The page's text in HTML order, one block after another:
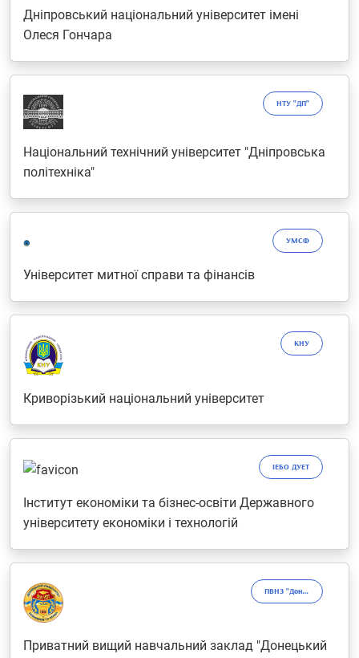
Дніпровський національний університет імені
Олеся Гончара
НТУ "ДП"
Національний технічний університет "Дніпровська
політехніка"
УМСФ
Університет митної справи та фінансів
КНУ
Криворізький національний університет
ІЕБО ДУЕТ
Інститут економіки та бізнес-освіти Державного
університету економіки і технологій
ПВНЗ "ДонУЕП"
Приватний вищий навчальний заклад "Донецький